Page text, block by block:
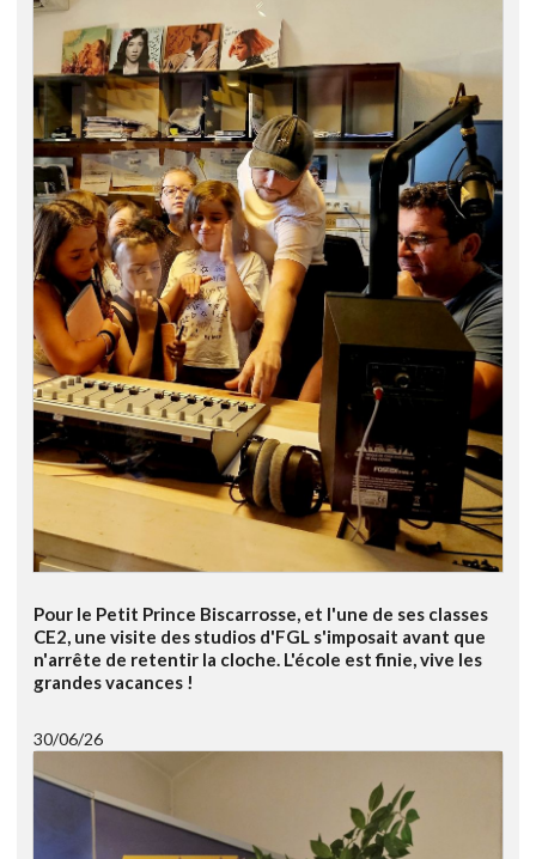
Pour le Petit Prince Biscarrosse, et l'une de ses classes
CE2, une visite des studios d'FGL s'imposait avant que
n'arrête de retentir la cloche. L'école est finie, vive les
grandes vacances !
30/06/26